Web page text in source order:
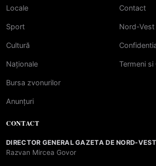
Locale
Sport
Cultură
Naționale
Bursa zvonurilor
Anunțuri
Contact
Nord-Vest
Termeni si
CONTACT
DIRECTOR GENERAL GAZETA DE NORD-
Razvan Mircea Govor